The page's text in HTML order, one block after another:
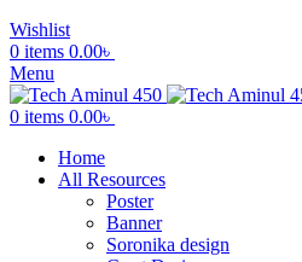
Wishlist
0 items 0.00৳
Menu
0 items 0.00৳
Home
All Resources
Poster
Banner
Soronika design